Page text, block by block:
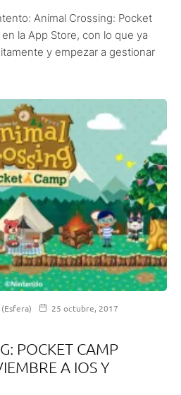
Animal Crossing: Pocket
la App Store, con lo que ya
y empezar a gestionar
25 octubre, 2017
POCKET CAMP
A IOS Y